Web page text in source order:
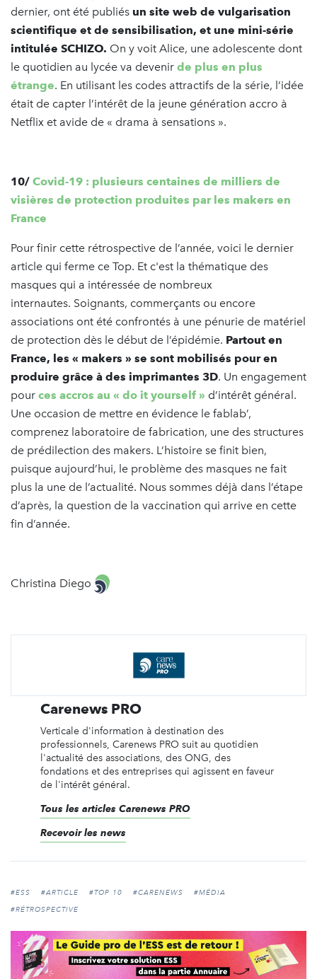
dernier, ont été publiés un site web de vulgarisation
scientifique et de sensibilisation, et une mini-série
intitulée SCHIZO. On y voit Alice, une adolescente dont
le quotidien au lycée va devenir de plus en plus
étrange. En utilisant les codes attractifs de la série, l’idée
était de capter l’intérêt de la jeune génération accro à
Netflix et avide de « drama à sensations ».
10/ Covid-19 : plusieurs centaines de milliers de
visières de protection produites par les makers en
France
Pour finir cette rétrospective de l’année, voici le dernier
article qui ferme ce Top. Et c'est la thématique des
masques qui a intéressée de nombreux
internautes. Soignants, commerçants ou encore
associations ont été confrontés à une pénurie de matériel
de protection dès le début de l’épidémie. Partout en
France, les « makers » se sont mobilisés pour en
produire grâce à des imprimantes 3D. Un engagement
pour ces accros au « do it yourself » d’intérêt général.
Une occasion de mettre en évidence le fablab’,
comprenez laboratoire de fabrication, une des structures
de prédilection des makers. L’histoire se finit bien,
puisque aujourd’hui, le problème des masques ne fait
plus la une de l’actualité. Nous sommes déjà dans l’étape
d’après, la question de la vaccination qui arrive en cette
fin d’année.
Christina Diego
Carenews PRO
Verticale d'information à destination des
professionnels, Carenews PRO suit au quotidien
l'actualité des associations, des ONG, des
fondations et des entreprises qui agissent en faveur
de l'intérêt général.
Tous les articles Carenews PRO
Recevoir les news
#ESS #ARTICLE #TOP 10 #CARENEWS
#MÉDIA
#RÉTROSPECTIVE